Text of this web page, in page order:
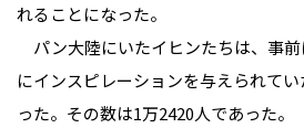
れることになった。
パン大陸にいたイヒンたちは、事
にインスピレーションを与えられて
った。その数は1万2420人であった。